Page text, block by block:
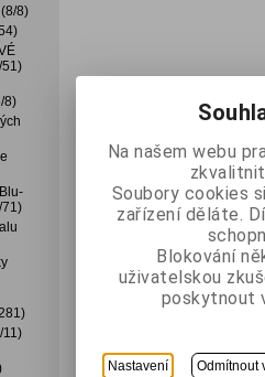
8)
51)
8)
71)
11)
Na našem webu
Soubory cookies
zařízení děláte.
Blokování
uživatelskou
poskytnout
Nastavení Odmítnout